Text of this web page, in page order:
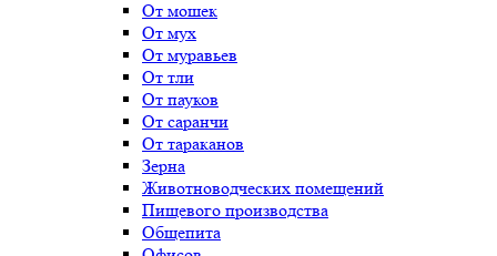
От мошек
От мух
От муравьев
От тли
От пауков
От саранчи
От тараканов
Зерна
Животноводческих помещений
Пищевого производства
Общепита